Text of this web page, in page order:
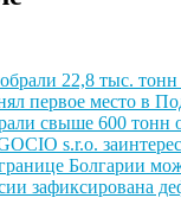
22,8 тыс.
первое место в
свыше 600
s.r.o.
Болгарии
зафиксирована